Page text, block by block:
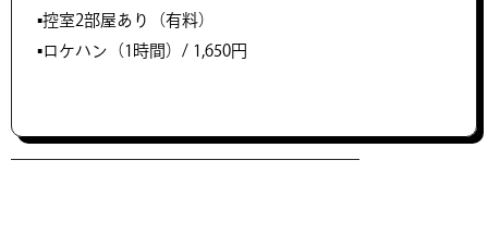
▪️控室2部屋あり（有料）
▪️ロケハン（1時間）/ 1,650円